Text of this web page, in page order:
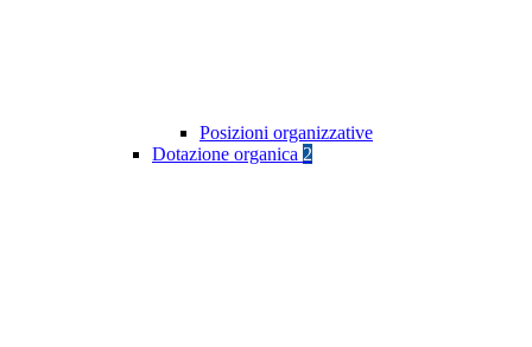
Posizioni organizzative
Dotazione organica 2